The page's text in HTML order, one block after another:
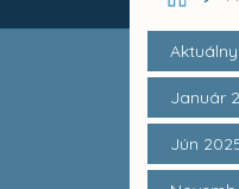
Január
Jún